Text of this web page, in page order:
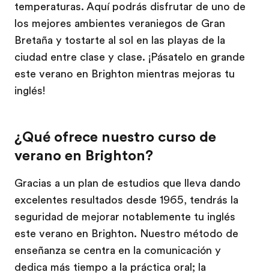
temperaturas. Aquí podrás disfrutar de uno de
los mejores ambientes veraniegos de Gran
Bretaña y tostarte al sol en las playas de la
ciudad entre clase y clase. ¡Pásatelo en grande
este verano en Brighton mientras mejoras tu
inglés!
¿Qué ofrece nuestro curso de
verano en Brighton?
Gracias a un plan de estudios que lleva dando
excelentes resultados desde 1965, tendrás la
seguridad de mejorar notablemente tu inglés
este verano en Brighton. Nuestro método de
enseñanza se centra en la comunicación y
dedica más tiempo a la práctica oral; la